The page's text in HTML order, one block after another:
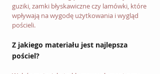
guziki, zamki błyskawiczne czy lamówki, które
wpływają na wygodę użytkowania i wygląd
pościeli.
Z jakiego materiału jest najlepsza
pościel?